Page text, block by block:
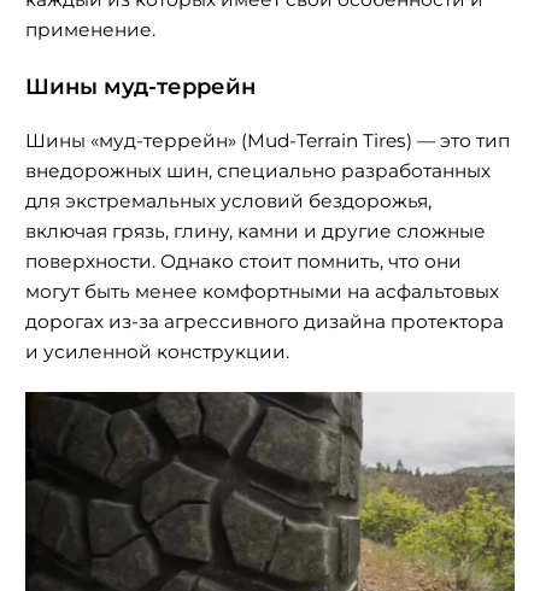
применение.
Шины муд-террейн
Шины «муд-террейн» (Mud-Terrain Tires) — это тип
внедорожных шин, специально разработанных
для экстремальных условий бездорожья,
включая грязь, глину, камни и другие сложные
поверхности. Однако стоит помнить, что они
могут быть менее комфортными на асфальтовых
дорогах из-за агрессивного дизайна протектора
и усиленной конструкции.